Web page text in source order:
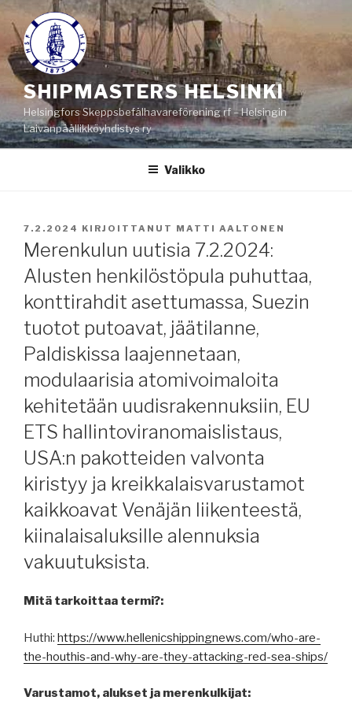
Siirry
sisältöön
SHIPMASTERS HELSINKI
Helsingfors Skeppsbefälhavareförening rf – Helsingin
Laivanpäällikköyhdistys ry
Valikko
JULKAISTU
7.2.2024 KIRJOITTANUT MATTI AALTONEN
Merenkulun uutisia 7.2.2024:
Alusten henkilöstöpula puhuttaa,
konttirahdit asettumassa, Suezin
tuotot putoavat, jäätilanne,
Paldiskissa laajennetaan,
modulaarisia atomivoimaloita
kehitetään uudisrakennuksiin, EU
ETS hallintoviranomaislistaus,
USA:n pakotteiden valvonta
kiristyy ja kreikkalaisvarustamot
kaikkoavat Venäjän liikenteestä,
kiinalaisaluksille alennuksia
vakuutuksista.
Mitä tarkoittaa termi?:
Huthi: https://www.hellenicshippingnews.com/who-are-
the-houthis-and-why-are-they-attacking-red-sea-ships/
Varustamot, alukset ja merenkulkijat: